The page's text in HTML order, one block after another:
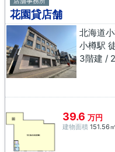
花園貸店舗
北海道
3階建 /
39.6 万円
建物面積 151.56